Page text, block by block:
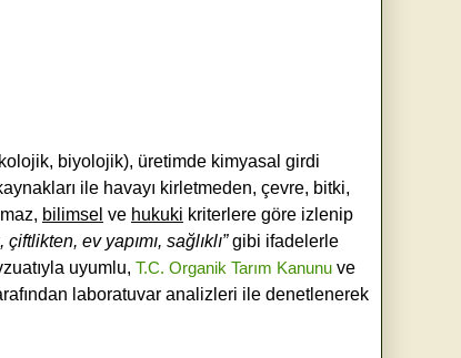
biyolojik), üretimde kimyasal girdi
ile havayı kirletmeden, çevre, bitki,
bilimsel ve hukuki kriterlere göre izlenip
ev yapımı, sağlıklı”gibi ifadelerle
uyumlu, T.C. Organik Tarım Kanunuve
laboratuvar analizleri ile denetlenerek